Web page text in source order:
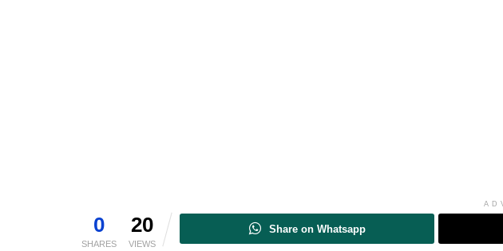
0
SHARES
20
VIEWS
Share on Whatsapp